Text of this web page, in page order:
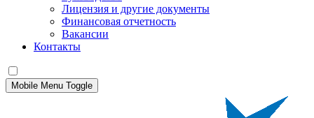
Лицензия и другие документы
Финансовая отчетность
Вакансии
Контакты
Mobile Menu Toggle